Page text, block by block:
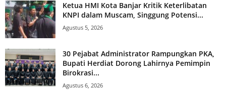
Ketua HMI Kota Banjar Kritik Keterlibatan
KNPI dalam Muscam, Singgung Potensi...
Agustus 5, 2026
30 Pejabat Administrator Rampungkan PKA,
Bupati Herdiat Dorong Lahirnya Pemimpin
Birokrasi...
Agustus 6, 2026